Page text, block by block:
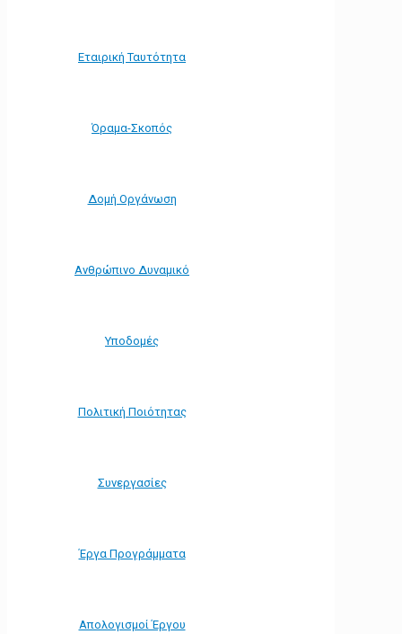
Εταιρική Ταυτότητα
Όραμα-Σκοπός
Δομή Οργάνωση
Ανθρώπινο Δυναμικό
Υποδομές
Πολιτική Ποιότητας
Συνεργασίες
Έργα Προγράμματα
Απολογισμοί Έργου